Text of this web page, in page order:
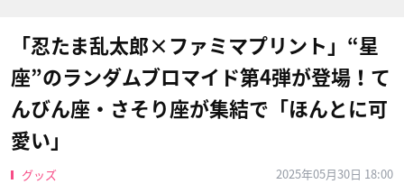
「忍たま乱太郎×ファミマプリント」“星
座”のランダムブロマイド第4弾が登場！て
んびん座・さそり座が集結で「ほんとに可
愛い」
グッズ
2025年05月30日 18:00